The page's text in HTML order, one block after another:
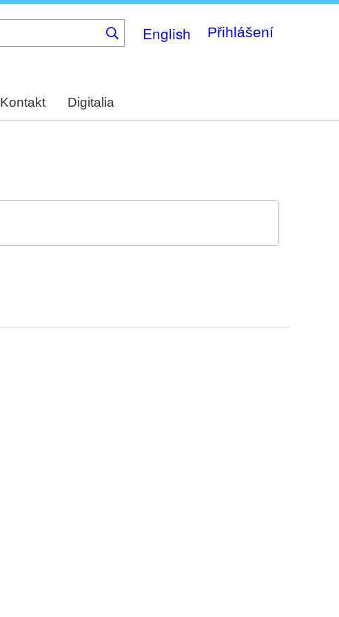
English Přihlášení
Kontakt Digitalia